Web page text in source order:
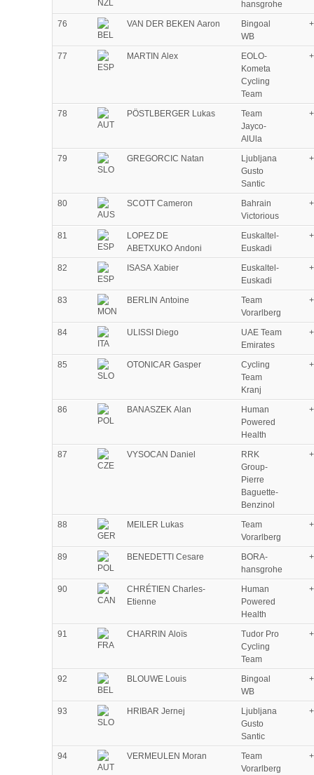
hansgrohe
76
VAN DER BEKEN Aaron
Bingoal
WB
77 MARTIN Alex
EOLO-
Kometa
Cycling
Team
78 PÖSTLBERGER Lukas
Team
Jayco-
AlUla
79 GREGORCIC Natan
Ljubljana
Gusto
Santic
80 SCOTT Cameron
Bahrain
Victorious
81
LOPEZ DE
ABETXUKO Andoni
Euskaltel-
Euskadi
82 ISASA Xabier
Euskaltel-
Euskadi
83 BERLIN Antoine
Team
Vorarlberg
84 ULISSI Diego
UAE Team
Emirates
85 OTONICAR Gasper
Cycling
Team
Kranj
86 BANASZEK Alan
Human
Powered
Health
87 VYSOCAN Daniel
RRK
Group-
Pierre
Baguette-
Benzinol
88 MEILER Lukas
Team
Vorarlberg
89 BENEDETTI Cesare
BORA-
hansgrohe
90
CHRÉTIEN Charles-
Etienne
Human
Powered
Health
91 CHARRIN Aloïs
Tudor Pro
Cycling
Team
92 BLOUWE Louis
Bingoal
WB
93 HRIBAR Jernej
Ljubljana
Gusto
Santic
94 VERMEULEN Moran
Team
Vorarlberg